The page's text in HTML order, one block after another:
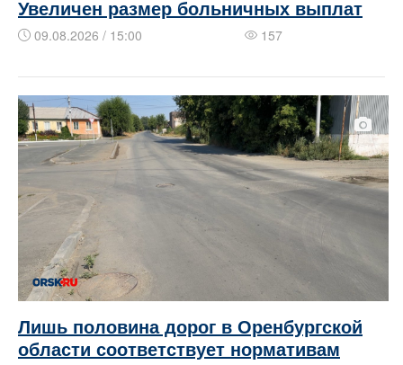
Увеличен размер больничных выплат
09.08.2026 / 15:00 157
Лишь половина дорог в Оренбургской
области соответствует нормативам